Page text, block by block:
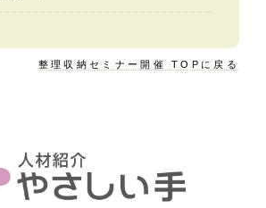
整理収納セミナー開催 TOPに戻る